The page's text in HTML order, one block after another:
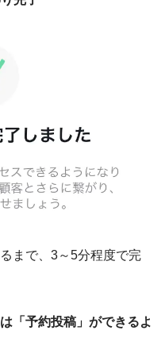
まで、3～5分程度で完
「予約投稿」ができるよ